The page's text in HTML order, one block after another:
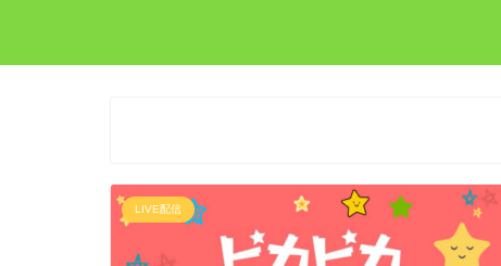
LIVE配信